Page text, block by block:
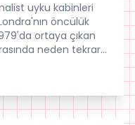
uyku kabinleri
öncülük
ortaya çıkan
neden tekrar